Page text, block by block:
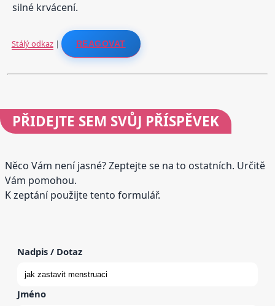
silné krvácení.
Stálý odkaz| REAGOVAT
PŘIDEJTE SEM SVŮJ PŘÍSPĚVEK
Něco Vám není jasné? Zeptejte se na to ostatních. Určitě
Vám pomohou.
K zeptání použijte tento formulář.
Nadpis / Dotaz
Jméno